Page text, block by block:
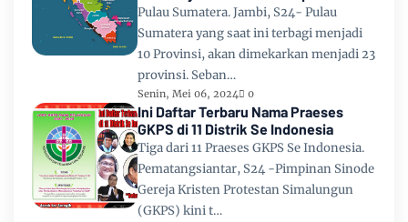
Pulau Sumatera. Jambi, S24- Pulau
Sumatera yang saat ini terbagi menjadi
10 Provinsi, akan dimekarkan menjadi 23
provinsi. Seban…
Senin, Mei 06, 2024 0
Ini Daftar Terbaru Nama Praeses
GKPS di 11 Distrik Se Indonesia
Tiga dari 11 Praeses GKPS Se Indonesia.
Pematangsiantar, S24 -Pimpinan Sinode
Gereja Kristen Protestan Simalungun
(GKPS) kini t…